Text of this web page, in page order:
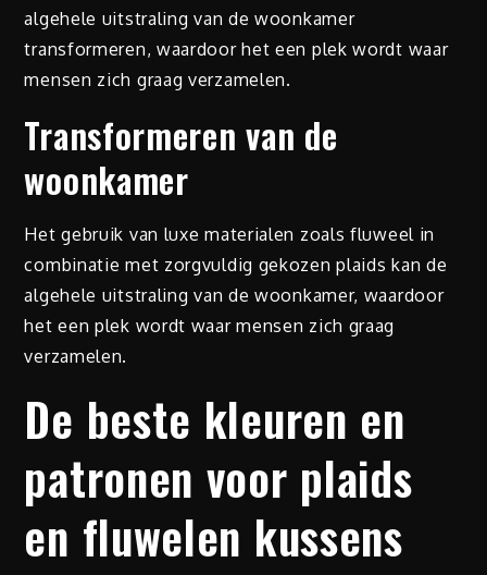
algehele uitstraling van de woonkamer
transformeren, waardoor het een plek wordt waar
mensen zich graag verzamelen.
Transformeren van de
woonkamer
Het gebruik van luxe materialen zoals fluweel in
combinatie met zorgvuldig gekozen plaids kan de
algehele uitstraling van de woonkamer, waardoor
het een plek wordt waar mensen zich graag
verzamelen.
De beste kleuren en
patronen voor plaids
en fluwelen kussens